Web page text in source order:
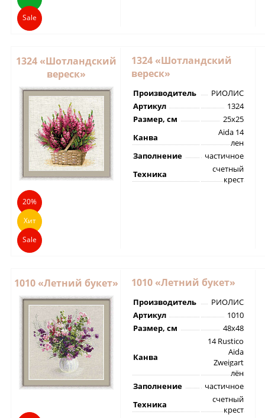
Sale
1324 «Шотландский
вереск»
20%
Хит
Sale
1324 «Шотландский
вереск»
Производитель
РИОЛИС
Артикул
1324
Размер, см
25х25
Канва
Aida 14
лен
Заполнение
частичное
Техника
счетный
крест
1010 «Летний букет» 1010 «Летний букет»
Производитель
РИОЛИС
Артикул
1010
Размер, см
48х48
Канва
14 Rustico
Aida
Zweigart
лён
Заполнение
частичное
Техника
счетный
крест